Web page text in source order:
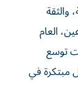
والثقة
العام
توسع
مبتكرة في